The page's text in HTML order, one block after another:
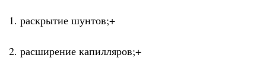
1. раскрытие шунтов;+
2. расширение капилляров;+